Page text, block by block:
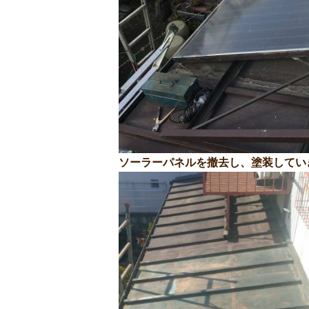
ソーラーパネルを撤去し、塗装して